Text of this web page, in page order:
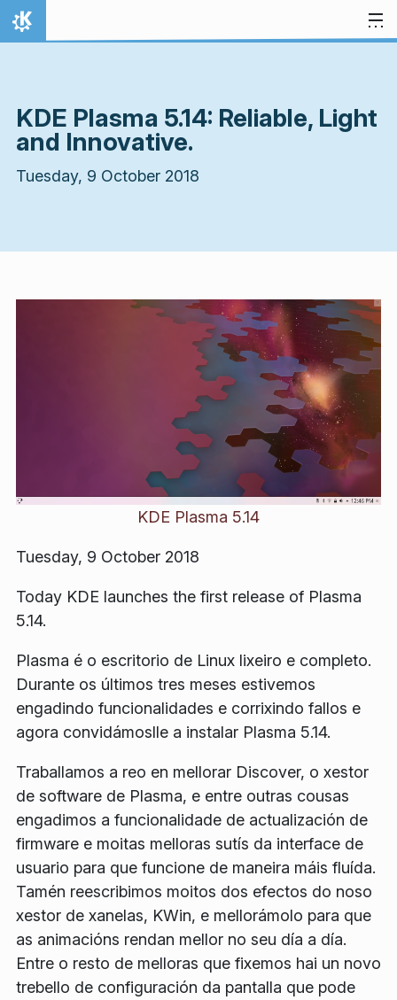
Skip to content
Home
KDE Plasma 5.14: Reliable, Light
and Innovative.
Tuesday, 9 October 2018
KDE Plasma 5.14
Tuesday, 9 October 2018
Today KDE launches the first release of Plasma
5.14.
Plasma é o escritorio de Linux lixeiro e completo.
Durante os últimos tres meses estivemos
engadindo funcionalidades e corrixindo fallos e
agora convidámoslle a instalar Plasma 5.14.
Traballamos a reo en mellorar Discover, o xestor
de software de Plasma, e entre outras cousas
engadimos a funcionalidade de actualización de
firmware e moitas melloras sutís da interface de
usuario para que funcione de maneira máis fluída.
Tamén reescribimos moitos dos efectos do noso
xestor de xanelas, KWin, e mellorámolo para que
as animacións rendan mellor no seu día a día.
Entre o resto de melloras que fixemos hai un novo
trebello de configuración da pantalla que pode